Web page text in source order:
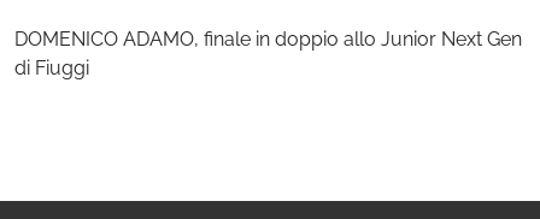
DOMENICO ADAMO, finale in doppio allo Junior Next Gen
di Fiuggi